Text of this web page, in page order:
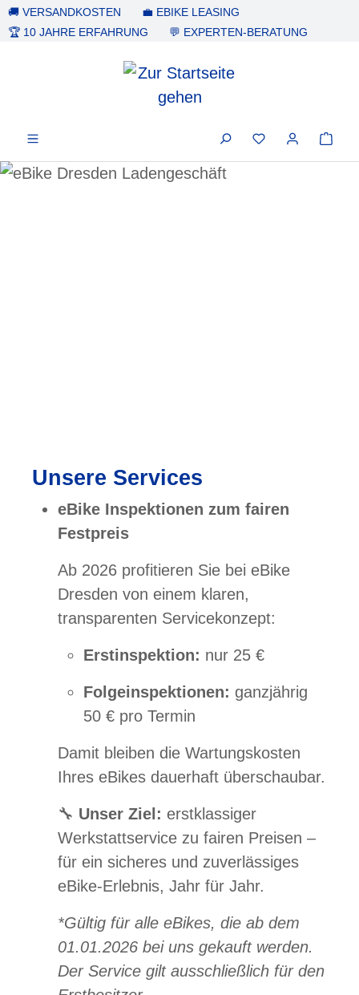
springen
🚚 VERSANDKOSTEN
💼 EBIKE LEASING
🏆 10 JAHRE ERFAHRUNG
💬 EXPERTEN-BERATUNG
Unsere Services
eBike Inspektionen zum fairen
Festpreis
Ab 2026 profitieren Sie bei eBike
Dresden von einem klaren,
transparenten Servicekonzept:
Erstinspektion: nur 25 €
Folgeinspektionen: ganzjährig
50 € pro Termin
Damit bleiben die Wartungskosten
Ihres eBikes dauerhaft überschaubar.
🔧 Unser Ziel: erstklassiger
Werkstattservice zu fairen Preisen –
für ein sicheres und zuverlässiges
eBike-Erlebnis, Jahr für Jahr.
*Gültig für alle eBikes, die ab dem
01.01.2026 bei uns gekauft werden.
Der Service gilt ausschließlich für den